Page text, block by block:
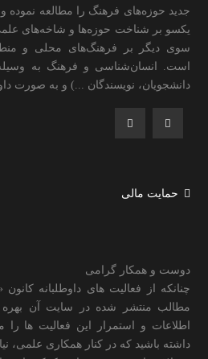
جدید حوزه‌های فرهنگ را مطالعه نموده و
یکسو بر شناخت حوزه‌ها و شاخه‌های علمی
سوی دیگر بر فرهنگ‌های محلی و
است. انسان‌شناسی و فرهنگ به
دانشجویان، نویسندگان ...) و به صورت
حمایت مالی
دوست و همکار گرامی
چنانکه از فعالیت های داوطلبانه
مطالب منتشر شده در سایت آن بهره
اطلاعات و استمرار این فعالیت ها را
داشته باشید که در کنار همکاری علمی،